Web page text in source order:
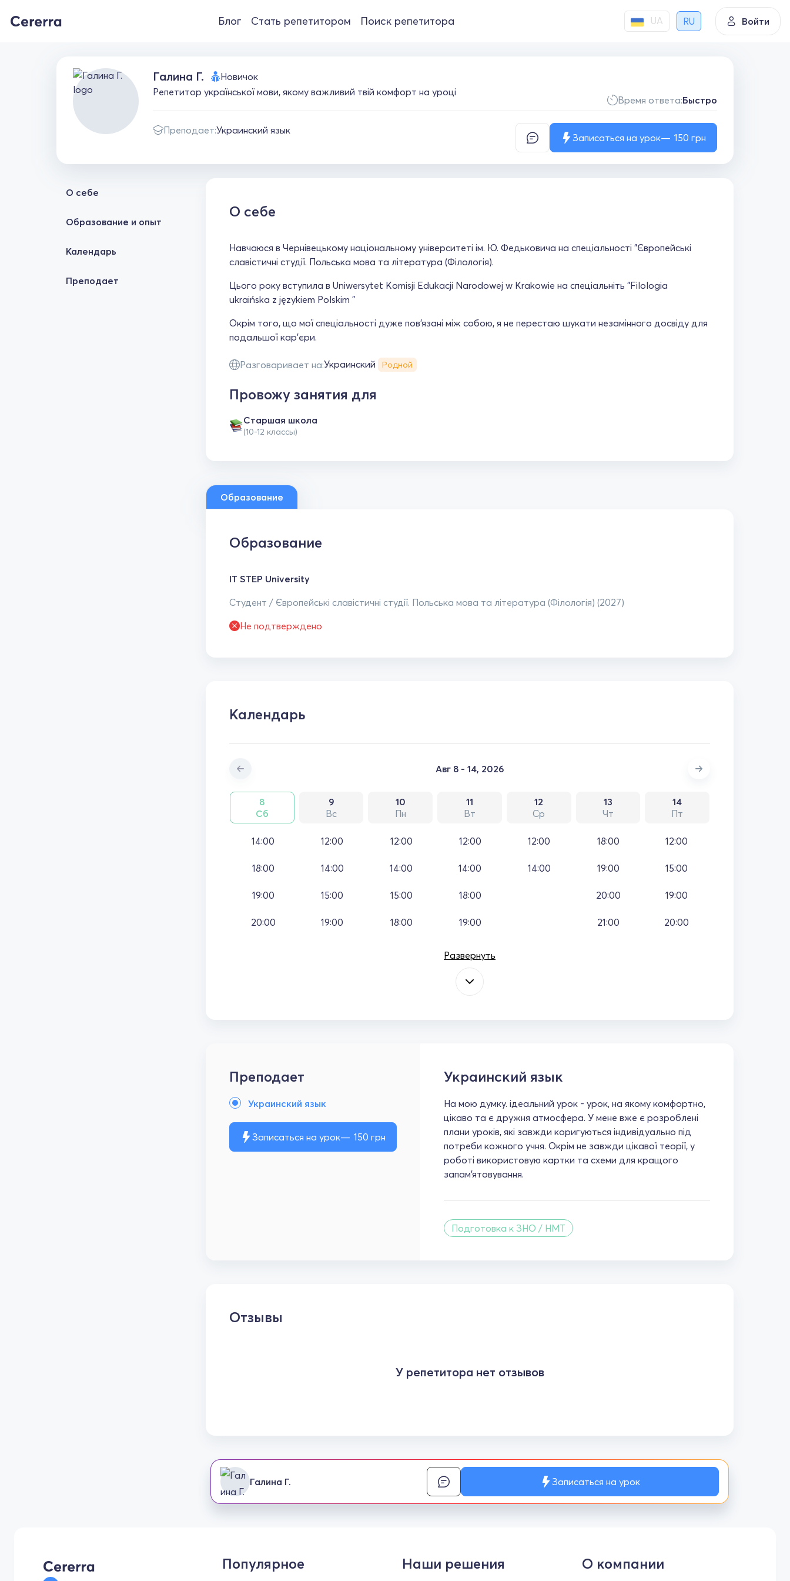
Блог Стать репетитором Поиск репетитора UA RU Войти
Галина Г.
Новичок
Репетитор української мови, якому важливий твій комфорт на уроці
Преподает:Украинский язык
Время ответа:Быстро
Записаться на урок 150 грн
О себе
Образование и опыт
Календарь
Преподает
О себе
Навчаюся в Чернівецькому національному університеті ім. Ю. Федьковича на спеціальності "Європейські
славістичні студії. Польська мова та література (Філологія).
Цього року вступила в Uniwersytet Komisji Edukacji Narodowej w Krakowie на спеціальніть "Filologia
ukraińska z językiem Polskim "
Окрім того, що мої спеціальності дуже пов'язані між собою, я не перестаю шукати незамінного досвіду для
подальшої кар'єри.
Разговаривает на:Украинский Родной
Провожу занятия для
Cтаршая школа
(10-12 классы)
Образование
Образование
IT STEP University
Студент / Європейські славістичні студії. Польська мова та література (Філологія) (2027)
Не подтверждено
Календарь
Авг 8 - 14, 2026
8
Сб
9
Вс
10
Пн
11
Вт
12
Ср
13
Чт
14
Пт
14:00
18:00
19:00
20:00
12:00
14:00
15:00
19:00
12:00
14:00
15:00
18:00
12:00
14:00
18:00
19:00
12:00
14:00
18:00
19:00
20:00
21:00
12:00
15:00
19:00
20:00
Развернуть
Преподает
Украинский язык
Записаться на урок 150 грн
Украинский язык
На мою думку. ідеальний урок - урок, на якому комфортно,
цікаво та є дружня атмосфера. У мене вже є розроблені
плани уроків, які завжди коригуються індивідуально під
потреби кожного учня. Окрім не завжди цікавої теорії, у
роботі використовую картки та схеми для кращого
запам'ятовування.
Подготовка к ЗНО / НМТ
Отзывы
У репетитора нет отзывов
Галина Г. Записаться на урок
Популярное Наши решения О компании